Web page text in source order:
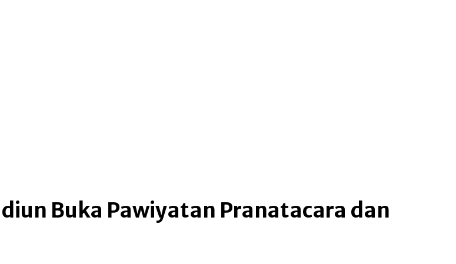
Buka Pawiyatan Pranatacara dan